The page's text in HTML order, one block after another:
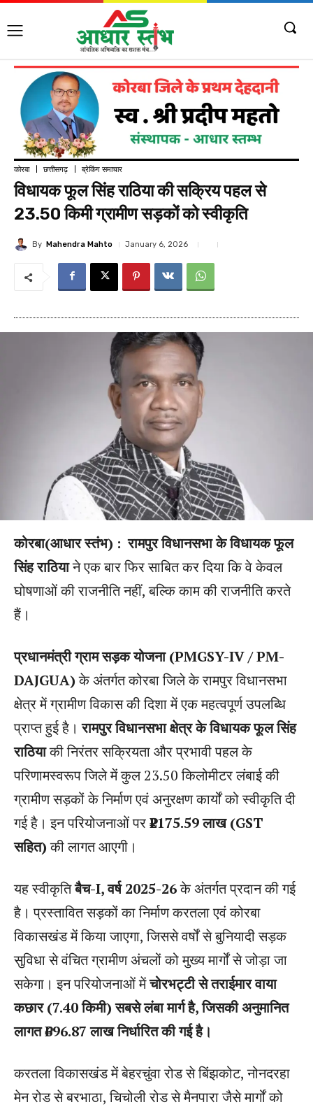
कोरबा छत्तीसगढ़ ब्रेकिंग समाचार
विधायक फूल सिंह राठिया की सक्रिय पहल से
23.50 किमी ग्रामीण सड़कों को स्वीकृति
By Mahendra Mahto January 6, 2026
कोरबा(आधार स्तंभ) : रामपुर विधानसभा के विधायक फूल
सिंह राठियाने एक बार फिर साबित कर दिया कि वे केवल
घोषणाओं की राजनीति नहीं, बल्कि काम की राजनीति करते
हैं।
प्रधानमंत्री ग्राम सड़क योजना (PMGSY-IV / PM-
DAJGUA)के अंतर्गत कोरबा जिले के रामपुर विधानसभा
क्षेत्र में ग्रामीण विकास की दिशा में एक महत्वपूर्ण उपलब्धि
प्राप्त हुई है।रामपुर विधानसभा क्षेत्र के विधायक फूल सिंह
राठियाकी निरंतर सक्रियता और प्रभावी पहल के
परिणामस्वरूप जिले में कुल 23.50 किलोमीटर लंबाई की
ग्रामीण सड़कों के निर्माण एवं अनुरक्षण कार्यों को स्वीकृति दी
गई है। इन परियोजनाओं पर₹2175.59 लाख (GST
सहित)की लागत आएगी।
यह स्वीकृतिबैच-I, वर्ष 2025-26के अंतर्गत प्रदान की गई
है। प्रस्तावित सड़कों का निर्माण करतला एवं कोरबा
विकासखंड में किया जाएगा, जिससे वर्षों से बुनियादी सड़क
सुविधा से वंचित ग्रामीण अंचलों को मुख्य मार्गों से जोड़ा जा
सकेगा। इन परियोजनाओं मेंचोरभट्टी से तराईमार वाया
कछार (7.40 किमी) सबसे लंबा मार्ग है, जिसकी अनुमानित
लागत ₹696.87 लाख निर्धारित की गई है।
करतला विकासखंड में बेहरचुंवा रोड से बिंझकोट, नोनदरहा
मेन रोड से बरभाठा, चिचोली रोड से मैनपारा जैसे मार्गों को